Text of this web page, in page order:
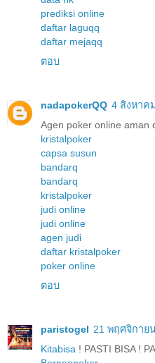
prediksi online
daftar laguqq
daftar mejaqq
ตอบ
nadapokerQQ 4 สิงหาค
Agen poker online aman
kristalpoker
capsa susun
bandarq
bandarq
kristalpoker
judi online
judi online
agen judi
daftar kristalpoker
poker online
ตอบ
paristogel 21 พฤศจิกาย
Kitabisa ! PASTI BISA !